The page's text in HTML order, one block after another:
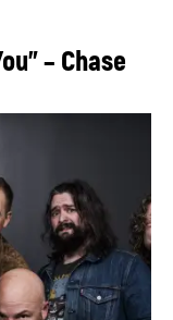
– Chase